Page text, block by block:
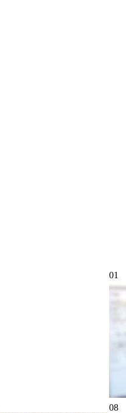
01
08